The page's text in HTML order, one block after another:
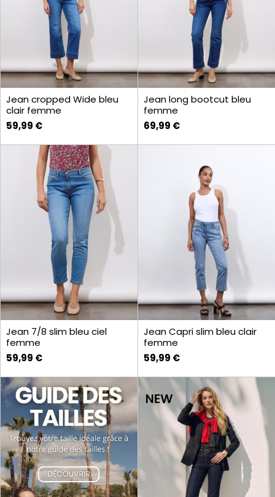
Jean cropped Wide bleu
clair femme
59,99 €
Jean long bootcut bleu
femme
69,99 €
Jean 7/8 slim bleu ciel
femme
59,99 €
Jean Capri slim bleu clair
femme
59,99 €